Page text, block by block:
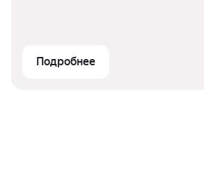
Подробнее